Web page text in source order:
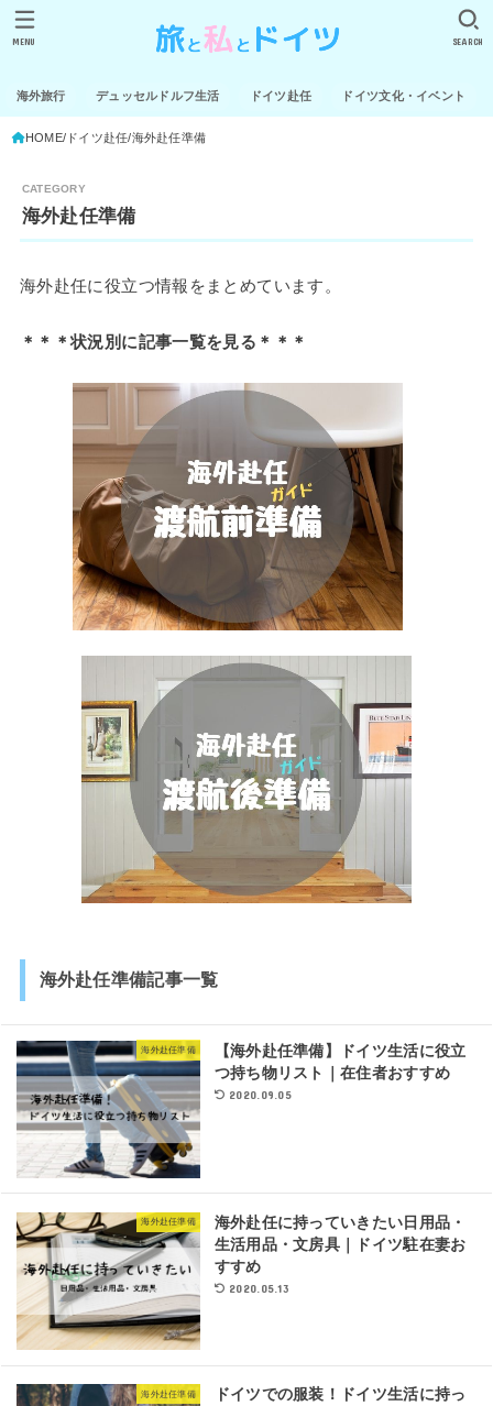
海外旅行 デュッセルドルフ生活 ドイツ赴任 ドイツ文化・イベント
SEARCH
MENU
HOME ドイツ赴任 海外赴任準備
海外赴任準備
海外赴任に役立つ情報をまとめています。
＊＊＊状況別に記事一覧を見る＊＊＊
海外赴任準備記事一覧
海外赴任準備
【海外赴任準備】ドイツ生活に役立
つ持ち物リスト｜在住者おすすめ
2020.09.05
海外赴任準備
海外赴任に持っていきたい日用品・
生活用品・文房具｜ドイツ駐在妻お
すすめ
2020.05.13
海外赴任準備
ドイツでの服装！ドイツ生活に持っ